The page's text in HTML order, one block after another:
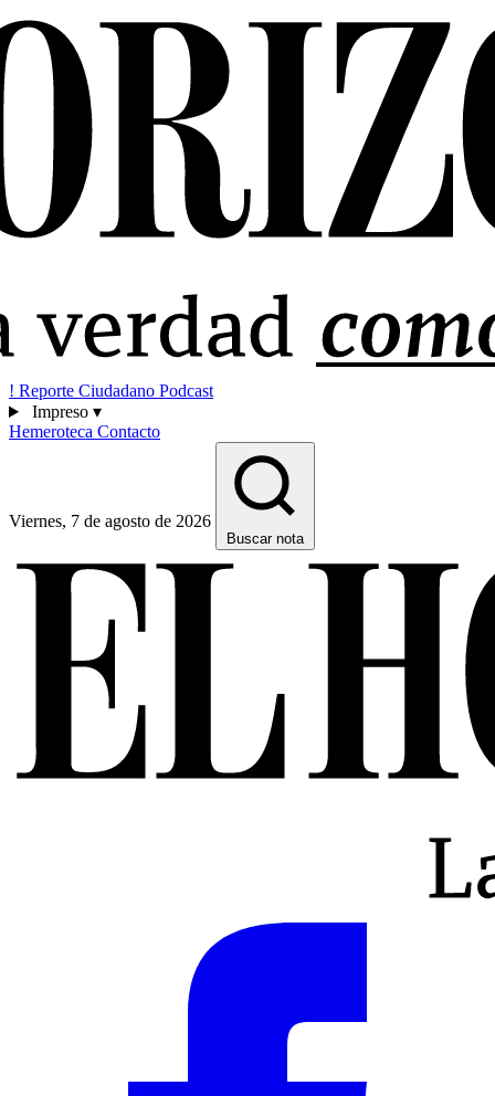
! Reporte Ciudadano Podcast
Impreso ▾
Hemeroteca Contacto
Viernes, 7 de agosto de 2026
Buscar nota